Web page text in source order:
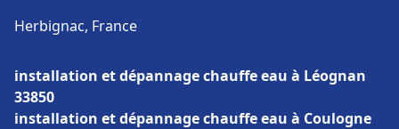
Herbignac, France
installation et dépannage chauffe eau à Léognan
33850
installation et dépannage chauffe eau à Coulogne